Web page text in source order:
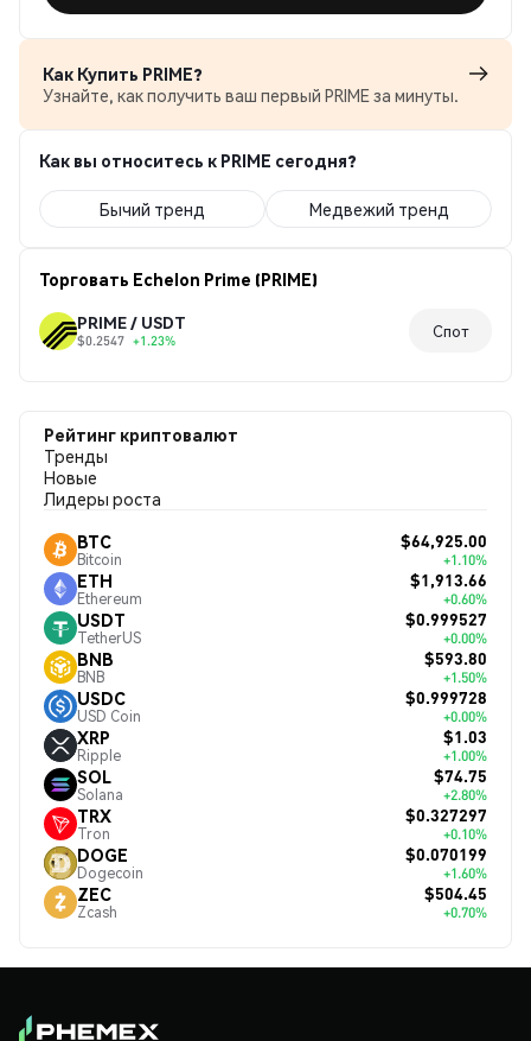
Как Купить PRIME?
Узнайте, как получить ваш первый PRIME за минуты.
Как вы относитесь к PRIME сегодня?
Бычий тренд Медвежий тренд
Торговать Echelon Prime (PRIME)
PRIME / USDT
$0.2547 +1.23% Спот
Рейтинг криптовалют
Тренды
Новые
Лидеры роста
BTC
Bitcoin
$64,925.00
+1.10%
ETH
Ethereum
$1,913.66
+0.60%
USDT
TetherUS
$0.999527
+0.00%
BNB
BNB
$593.80
+1.50%
USDC
USD Coin
$0.999728
+0.00%
XRP
Ripple
$1.03
+1.00%
SOL
Solana
$74.75
+2.80%
TRX
Tron
$0.327297
+0.10%
DOGE
Dogecoin
$0.070199
+1.60%
ZEC
Zcash
$504.45
+0.70%